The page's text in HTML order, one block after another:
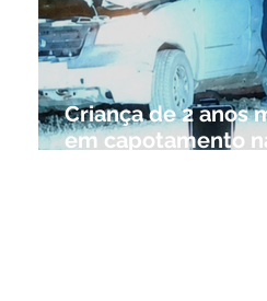
Criança de 2 anos
em capotamento